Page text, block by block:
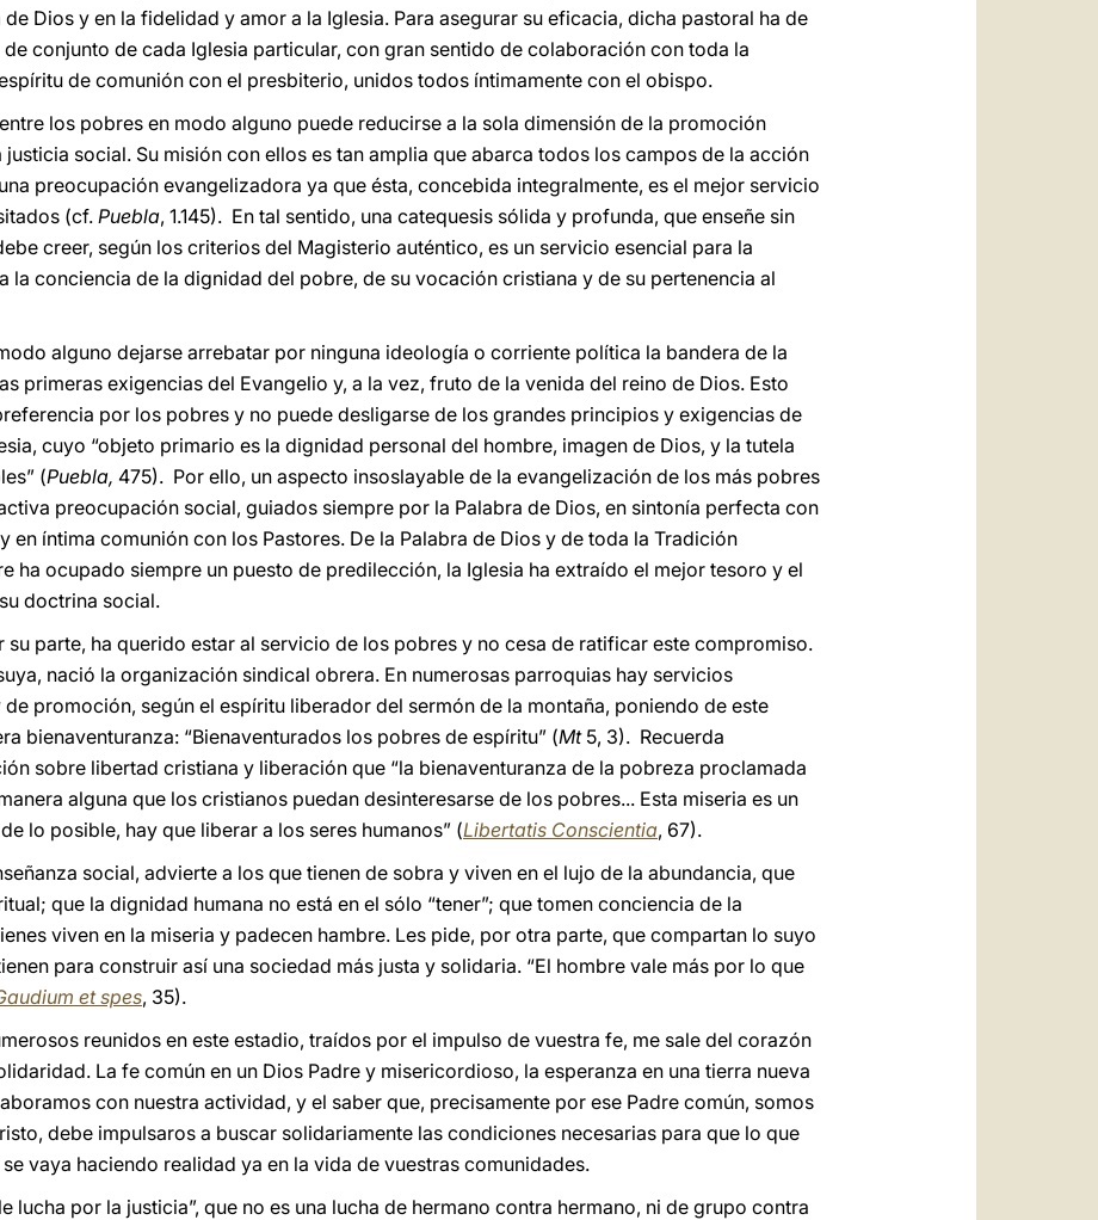
de Dios y en la fidelidad y amor a la Iglesia. Para asegurar su eficacia, dicha pastoral ha de
conjunto de cada Iglesia particular, con gran sentido de colaboración con toda la
de comunión con el presbiterio, unidos todos íntimamente con el obispo.
los pobres en modo alguno puede reducirse a la sola dimensión de la promoción
justicia social. Su misión con ellos es tan amplia que abarca todos los campos de la acción
preocupación evangelizadora ya que ésta, concebida integralmente, es el mejor servicio
(cf.Puebla, 1.145). En tal sentido, una catequesis sólida y profunda, que enseñe sin
creer, según los criterios del Magisterio auténtico, es un servicio esencial para la
la conciencia de la dignidad del pobre, de su vocación cristiana y de su pertenencia al
alguno dejarse arrebatar por ninguna ideología o corriente política la bandera de la
primeras exigencias del Evangelio y, a la vez, fruto de la venida del reino de Dios. Esto
por los pobres y no puede desligarse de los grandes principios y exigencias de
cuyo “objeto primario es la dignidad personal del hombre, imagen de Dios, y la tutela
(Puebla, 475). Por ello, un aspecto insoslayable de la evangelización de los más pobres
preocupación social, guiados siempre por la Palabra de Dios, en sintonía perfecta con
en íntima comunión con los Pastores. De la Palabra de Dios y de toda la Tradición
ha ocupado siempre un puesto de predilección, la Iglesia ha extraído el mejor tesoro y el
doctrina social.
su parte, ha querido estar al servicio de los pobres y no cesa de ratificar este compromiso.
nació la organización sindical obrera. En numerosas parroquias hay servicios
promoción, según el espíritu liberador del sermón de la montaña, poniendo de este
bienaventuranza: “Bienaventurados los pobres de espíritu” (Mt5, 3). Recuerda
sobre libertad cristiana y liberación que “la bienaventuranza de la pobreza proclamada
alguna que los cristianos puedan desinteresarse de los pobres... Esta miseria es un
lo posible, hay que liberar a los seres humanos” (Libertatis Conscientia, 67).
social, advierte a los que tienen de sobra y viven en el lujo de la abundancia, que
que la dignidad humana no está en el sólo “tener”; que tomen conciencia de la
viven en la miseria y padecen hambre. Les pide, por otra parte, que compartan lo suyo
para construir así una sociedad más justa y solidaria. “El hombre vale más por lo que
et spes, 35).
reunidos en este estadio, traídos por el impulso de vuestra fe, me sale del corazón
La fe común en un Dios Padre y misericordioso, la esperanza en una tierra nueva
con nuestra actividad, y el saber que, precisamente por ese Padre común, somos
debe impulsaros a buscar solidariamente las condiciones necesarias para que lo que
vaya haciendo realidad ya en la vida de vuestras comunidades.
lucha por la justicia”, que no es una lucha de hermano contra hermano, ni de grupo contra